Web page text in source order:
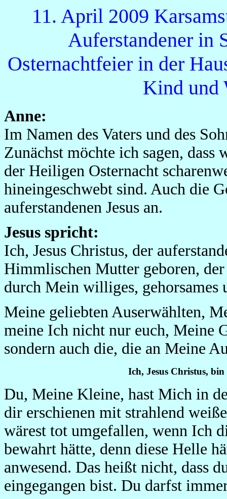
11. April 2009
Auferstandener in
Osternachtfeier in der
Kind und
Anne:
Im Namen des Vaters und des
Zunächst möchte ich sagen,
der Heiligen Osternacht
hineingeschwebt sind. Auch die
auferstandenen Jesus an.
Jesus spricht:
Ich, Jesus Christus, der
Himmlischen Mutter geboren,
durch Mein williges, gehorsames
Meine geliebten Auserwählten,
meine Ich nicht nur euch, Meine
sondern auch die, die an Meine
Ich, Jesus Christus,
Du, Meine Kleine, hast Mich in
dir erschienen mit strahlend
wärest tot umgefallen, wenn Ich
bewahrt hätte, denn diese Helle
anwesend. Das heißt nicht, dass
eingegangen bist. Du darfst